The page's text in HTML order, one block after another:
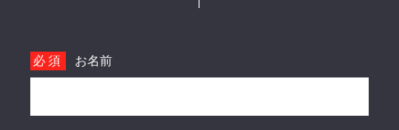
必須 お名前